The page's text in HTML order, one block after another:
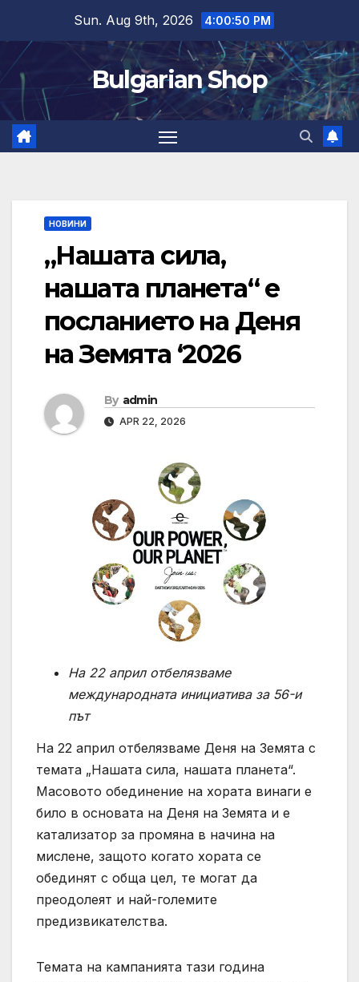
content
Sun. Aug 9th, 2026 4:00:50 PM
Bulgarian Shop
НОВИНИ
„Нашата сила,
нашата планета“ е
посланието на Деня
на Земята ‘2026
By admin
APR 22, 2026
На 22 април отбелязваме
международната инициатива за 56-и
път
На 22 април отбелязваме Деня на Земята с
темата „Нашата сила, нашата планета“.
Масовото обединение на хората винаги е
било в основата на Деня на Земята и е
катализатор за промяна в начина на
мислене, защото когато хората се
обединят с обща цел, те могат да
преодолеят и най-големите
предизвикателства.
Темата на кампанията тази година